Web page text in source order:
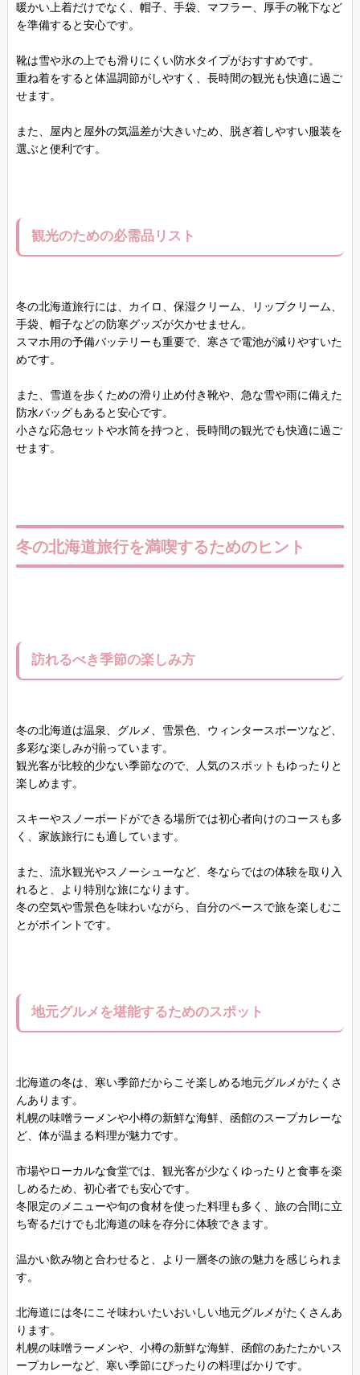
暖かい上着だけでなく、帽子、手袋、マフラー、厚手の靴下など
を準備すると安心です。
靴は雪や氷の上でも滑りにくい防水タイプがおすすめです。
重ね着をすると体温調節がしやすく、長時間の観光も快適に過ご
せます。
また、屋内と屋外の気温差が大きいため、脱ぎ着しやすい服装を
選ぶと便利です。
観光のための必需品リスト
冬の北海道旅行には、カイロ、保湿クリーム、リップクリーム、
手袋、帽子などの防寒グッズが欠かせません。
スマホ用の予備バッテリーも重要で、寒さで電池が減りやすいた
めです。
また、雪道を歩くための滑り止め付き靴や、急な雪や雨に備えた
防水バッグもあると安心です。
小さな応急セットや水筒を持つと、長時間の観光でも快適に過ご
せます。
冬の北海道旅行を満喫するためのヒント
訪れるべき季節の楽しみ方
冬の北海道は温泉、グルメ、雪景色、ウィンタースポーツなど、
多彩な楽しみが揃っています。
観光客が比較的少ない季節なので、人気のスポットもゆったりと
楽しめます。
スキーやスノーボードができる場所では初心者向けのコースも多
く、家族旅行にも適しています。
また、流氷観光やスノーシューなど、冬ならではの体験を取り入
れると、より特別な旅になります。
冬の空気や雪景色を味わいながら、自分のペースで旅を楽しむこ
とがポイントです。
地元グルメを堪能するためのスポット
北海道の冬は、寒い季節だからこそ楽しめる地元グルメがたくさ
んあります。
札幌の味噌ラーメンや小樽の新鮮な海鮮、函館のスープカレーな
ど、体が温まる料理が魅力です。
市場やローカルな食堂では、観光客が少なくゆったりと食事を楽
しめるため、初心者でも安心です。
冬限定のメニューや旬の食材を使った料理も多く、旅の合間に立
ち寄るだけでも北海道の味を存分に体験できます。
温かい飲み物と合わせると、より一層冬の旅の魅力を感じられま
す。
北海道には冬にこそ味わいたいおいしい地元グルメがたくさんあ
ります。
札幌の味噌ラーメンや、小樽の新鮮な海鮮、函館のあたたかいス
ープカレーなど、寒い季節にぴったりの料理ばかりです。